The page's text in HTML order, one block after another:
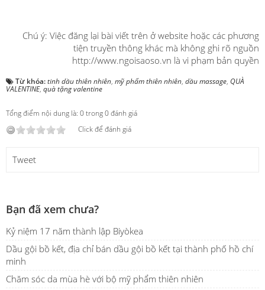
Chú ý: Việc đăng lại bài viết trên ở website hoặc các phương
tiện truyền thông khác mà không ghi rõ nguồn
http://www.ngoisaoso.vn là vi phạm bản quyền
Từ khóa:tinh dầu thiên nhiên, mỹ phẩm thiên nhiên, dầu massage, QUÀ
VALENTINE, quà tặng valentine
Tổng điểm nội dung là: 0 trong 0 đánh giá
Click để đánh giá
Tweet
Bạn đã xem chưa?
Kỷ niệm 17 năm thành lập Biyòkea
Dầu gội bồ kết, địa chỉ bán dầu gội bồ kết tại thành phố hồ chí
minh
Chăm sóc da mùa hè với bộ mỹ phẩm thiên nhiên